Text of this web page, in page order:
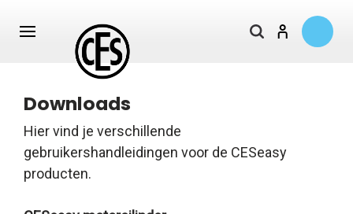
Toon alle Alle CESeasy producten
CESeasy
Motorcilinder
Accessoires
Keyfob
CESeasy
Toon alle Zakelijke oplossingen
Thuiszorg Particulier Recreatiewoning
Downloads
Hier vind je verschillende
gebruikershandleidingen voor de CESeasy
producten.